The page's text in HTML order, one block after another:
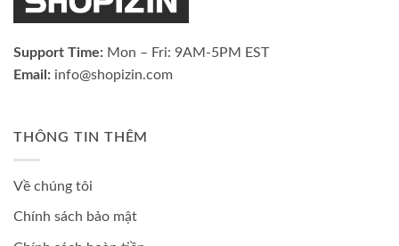
Support Time: Mon – Fri: 9AM-5PM EST
Email: info@shopizin.com
THÔNG TIN THÊM
Về chúng tôi
Chính sách bảo mật